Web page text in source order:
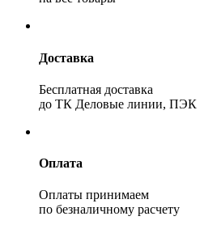
Доставка
Бесплатная доставка
до ТК Деловые линии, ПЭК
Оплата
Оплаты принимаем
по безналичному расчету